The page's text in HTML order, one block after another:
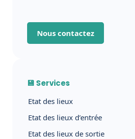
Nous contactez
💾 Services
Etat des lieux
Etat des lieux d’entrée
Etat des lieux de sortie